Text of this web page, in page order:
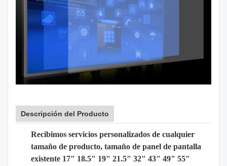
Descripción del Producto
Recibimos servicios personalizados de cualquier
tamaño de producto, tamaño de panel de pantalla
existente 17" 18.5" 19" 21.5" 32" 43" 49" 55"